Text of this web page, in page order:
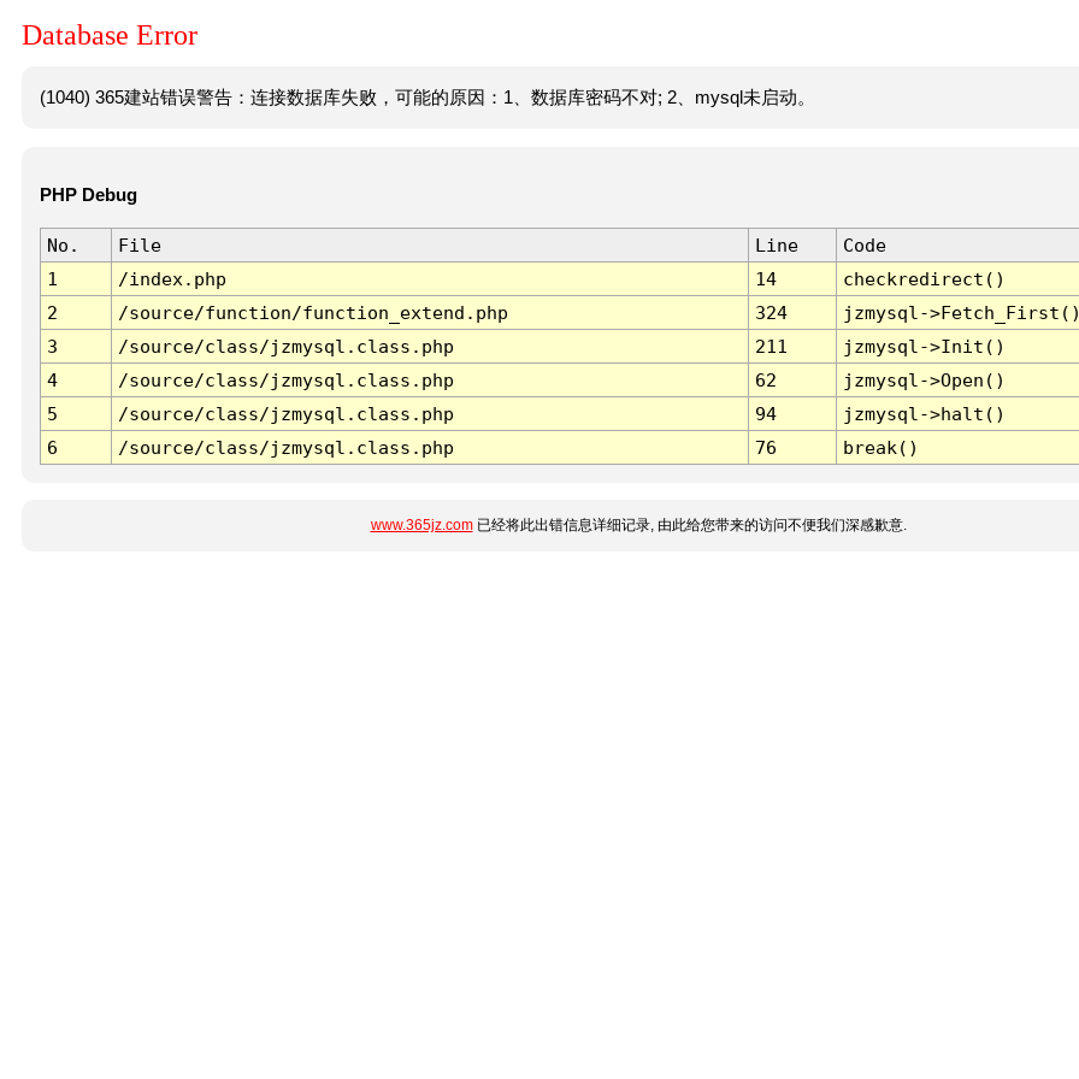
Database Error
(1040) 365建站错误警告：连接数据库失败，可能的原因：1、数据库密码不对; 2、mysql未启动。
PHP Debug
No. File Line
Code
1
/index.php 14
checkredirect()
2
/source/function/function_extend.php 324
jzmysql-
3
/source/class/jzmysql.class.php 211
jzmysql->Init()
4
/source/class/jzmysql.class.php 62
jzmysql->Open()
5
/source/class/jzmysql.class.php 94
jzmysql->halt()
6
/source/class/jzmysql.class.php 76 break()
www.365jz.com已经将此出错信息详细记录, 由此给您带来的访问不便我们深感歉意.